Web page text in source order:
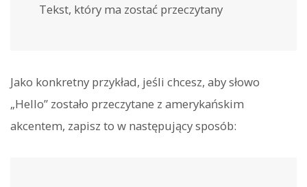
Tekst, który ma zostać przeczytany
Jako konkretny przykład, jeśli chcesz, aby słowo
„Hello” zostało przeczytane z amerykańskim
akcentem, zapisz to w następujący sposób: